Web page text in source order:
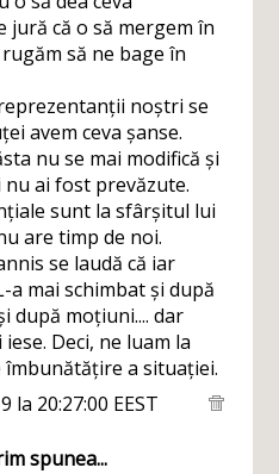
jură că o să mergem în
să ne bage în
noștri se
avem ceva șanse.
nu se mai modifică și
ai fost prevăzute.
sunt la sfârșitul lui
are timp de noi.
se laudă că iar
a mai schimbat și după
după moțiuni.... dar
Deci, ne luam la
îmbunătățire a situației.
la 20:27:00 EEST
spunea...